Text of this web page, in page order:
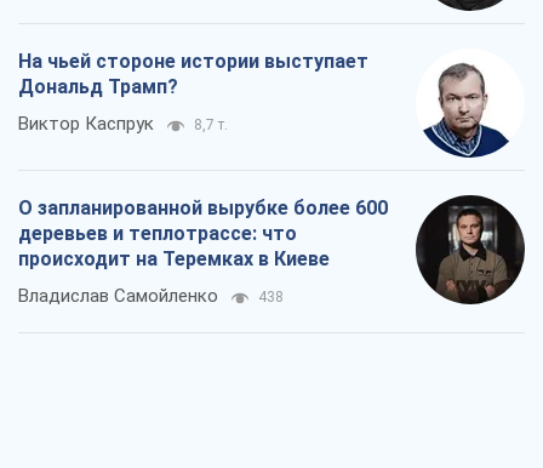
На чьей стороне истории выступает
Дональд Трамп?
Виктор Каспрук 8,7 т.
О запланированной вырубке более 600
деревьев и теплотрассе: что
происходит на Теремках в Киеве
Владислав Самойленко 438